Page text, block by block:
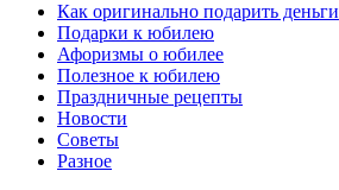
Как оригинально подарить деньги
Подарки к юбилею
Афоризмы о юбилее
Полезное к юбилею
Праздничные рецепты
Новости
Советы
Разное